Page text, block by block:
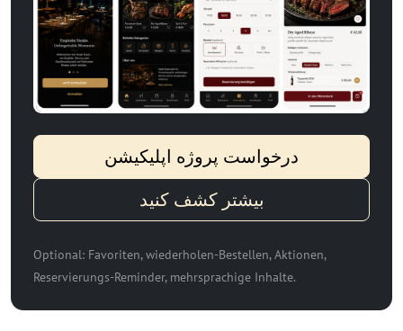
درخواست پروژه اپلیکیشن
بیشتر کشف کنید
Optional: Favoriten, wiederholen-Bestellen, Aktionen,
Reservierungs-Reminder, mehrsprachige Inhalte.